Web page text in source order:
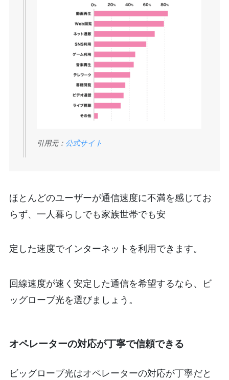
引用元： 公式サイト
ほとんどのユーザーが通信速度に不満を感じてお
らず、一人暮らしでも家族世帯でも安
定した速度でインターネットを利用できます。
回線速度が速く安定した通信を希望するなら、ビ
ッグローブ光を選びましょう。
オペレーターの対応が丁寧で信頼できる
ビッグローブ光はオペレーターの対応が丁寧だと